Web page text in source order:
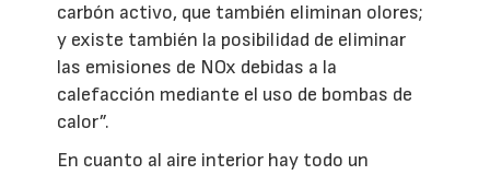
carbón activo, que también eliminan olores;
y existe también la posibilidad de eliminar
las emisiones de NOx debidas a la
calefacción mediante el uso de bombas de
calor”.
En cuanto al aire interior hay todo un